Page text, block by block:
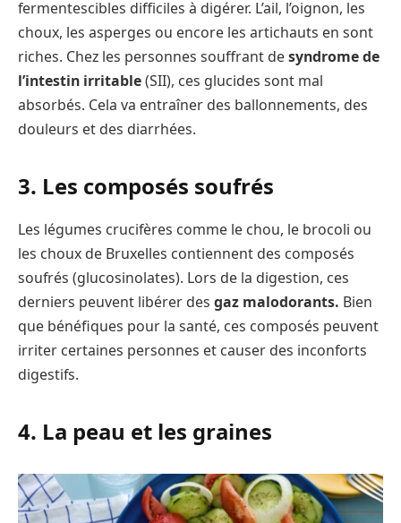
fermentescibles difficiles à digérer. L’ail, l’oignon, les
choux, les asperges ou encore les artichauts en sont
riches. Chez les personnes souffrant desyndrome de
l’intestin irritable(SII), ces glucides sont mal
absorbés. Cela va entraîner des ballonnements, des
douleurs et des diarrhées.
3. Les composés soufrés
Les légumes crucifères comme le chou, le brocoli ou
les choux de Bruxelles contiennent des composés
soufrés (glucosinolates). Lors de la digestion, ces
derniers peuvent libérer des gaz malodorants. Bien
que bénéfiques pour la santé, ces composés peuvent
irriter certaines personnes et causer des inconforts
digestifs.
4. La peau et les graines